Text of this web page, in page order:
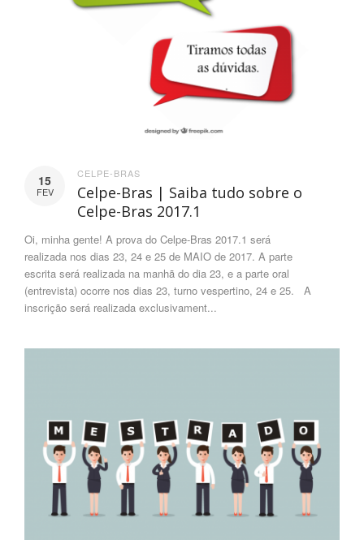
15
FEV
CELPE-BRAS
Celpe-Bras | Saiba tudo sobre o
Celpe-Bras 2017.1
Oi, minha gente! A prova do Celpe-Bras 2017.1 será
realizada nos dias 23, 24 e 25 de MAIO de 2017. A parte
escrita será realizada na manhã do dia 23, e a parte oral
(entrevista) ocorre nos dias 23, turno vespertino, 24 e 25. A
inscrição será realizada exclusivament...